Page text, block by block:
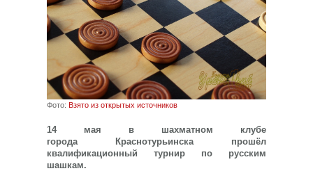
Фото: Взято из открытых источников
14 мая в шахматном клубе
города Краснотурьинска прошёл
квалификационный турнир по русским
шашкам.